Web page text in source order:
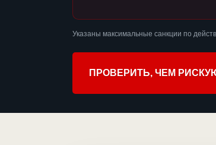
Указаны максимальные санкции по
ПРОВЕРИТЬ, ЧЕМ